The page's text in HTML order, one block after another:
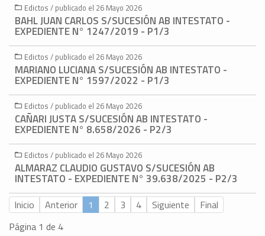
Edictos / publicado el 26 Mayo 2026
BAHL JUAN CARLOS S/SUCESIÓN AB INTESTATO -
EXPEDIENTE N° 1247/2019 - P1/3
Edictos / publicado el 26 Mayo 2026
MARIANO LUCIANA S/SUCESIÓN AB INTESTATO -
EXPEDIENTE N° 1597/2022 - P1/3
Edictos / publicado el 26 Mayo 2026
CAÑARI JUSTA S/SUCESIÓN AB INTESTATO -
EXPEDIENTE N° 8.658/2026 - P2/3
Edictos / publicado el 26 Mayo 2026
ALMARAZ CLAUDIO GUSTAVO S/SUCESIÓN AB
INTESTATO - EXPEDIENTE N° 39.638/2025 - P2/3
Inicio Anterior 1 2 3 4 Siguiente
Final
Página 1 de 4